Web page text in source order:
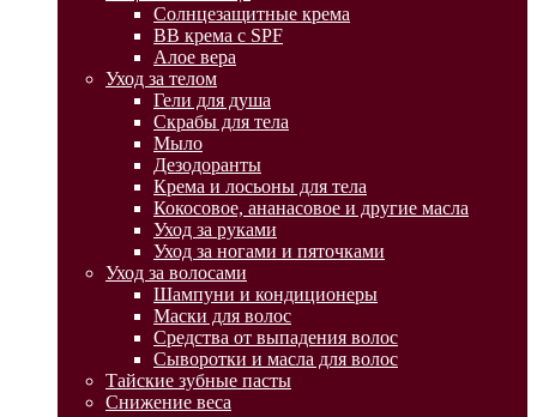
Солнцезащитные крема
BB крема с SPF
Алое вера
Уход за телом
Гели для душа
Скрабы для тела
Мыло
Дезодоранты
Крема и лосьоны для тела
Кокосовое, ананасовое и другие масла
Уход за руками
Уход за ногами и пяточками
Уход за волосами
Шампуни и кондиционеры
Маски для волос
Средства от выпадения волос
Сыворотки и масла для волос
Тайские зубные пасты
Снижение веса